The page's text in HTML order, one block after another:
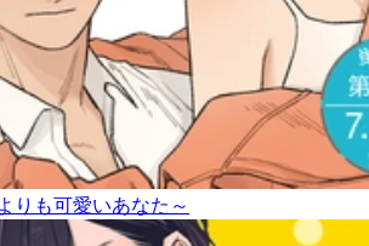
りも可愛いあなた～